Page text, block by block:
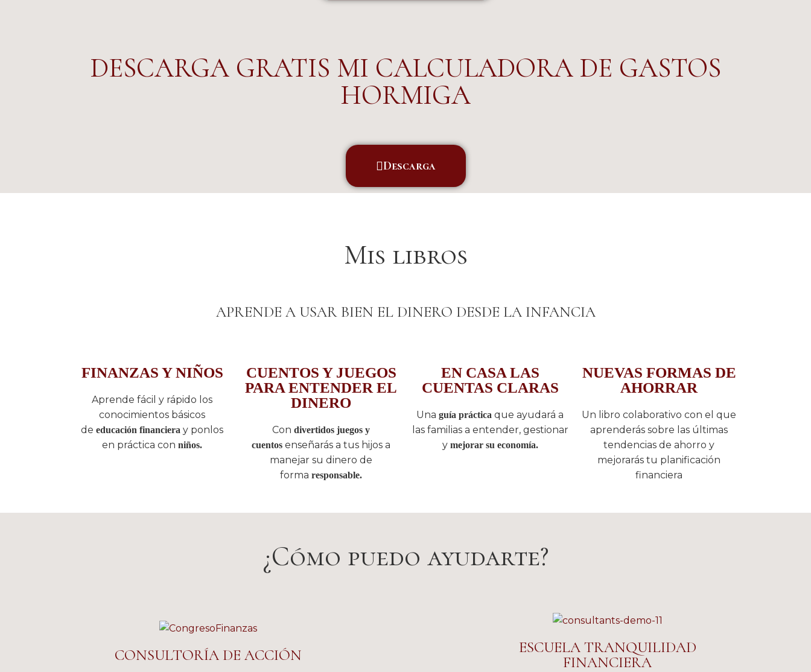
DESCARGA GRATIS MI CALCULADORA DE GASTOS
HORMIGA
Descarga
Mis libros
APRENDE A USAR BIEN EL DINERO DESDE LA INFANCIA
FINANZAS Y NIÑOS
Aprende fácil y rápido los
conocimientos básicos
de educación financiera y ponlos
en práctica con niños.
CUENTOS Y JUEGOS
PARA ENTENDER EL
DINERO
Con divertidos juegos y
cuentos enseñarás a tus hijos a
manejar su dinero de
forma responsable.
EN CASA LAS
CUENTAS CLARAS
Una guía práctica que ayudará a
las familias a entender, gestionar
y mejorar su economía.
NUEVAS FORMAS DE
AHORRAR
Un libro colaborativo con el que
aprenderás sobre las últimas
tendencias de ahorro y
mejorarás tu planificación
financiera
¿Cómo puedo ayudarte?
CONSULTORÍA DE ACCIÓN
ESCUELA TRANQUILIDAD
FINANCIERA